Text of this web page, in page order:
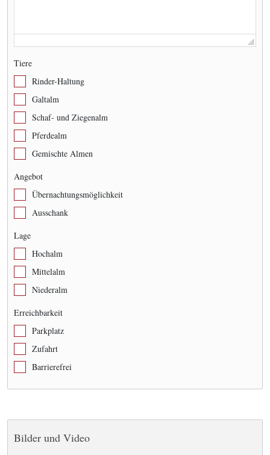
Tiere
Rinder-Haltung
Galtalm
Schaf- und Ziegenalm
Pferdealm
Gemischte Almen
Angebot
Übernachtungsmöglichkeit
Ausschank
Lage
Hochalm
Mittelalm
Niederalm
Erreichbarkeit
Parkplatz
Zufahrt
Barrierefrei
Bilder und Video